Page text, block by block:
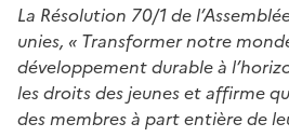
La Résolution 70/1 de
unies, « Transformer notre
développement durable à
les droits des jeunes et affirme
des membres à part entière de